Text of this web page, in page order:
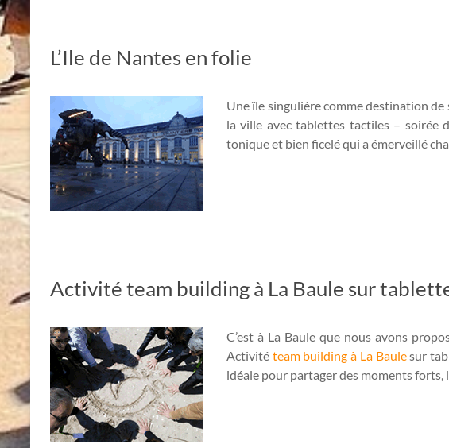
L’Ile de Nantes en folie
Une île singulière comme destination
la ville avec tablettes tactiles – soirée
tonique et bien ficelé qui a émerveillé
Activité team building à La Baule sur
C’est à La Baule que nous avons
Activité team building à La Baulesur
idéale pour partager des moments forts,